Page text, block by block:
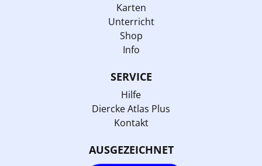
Karten
Unterricht
Shop
Info
SERVICE
Hilfe
Diercke Atlas Plus
Kontakt
AUSGEZEICHNET